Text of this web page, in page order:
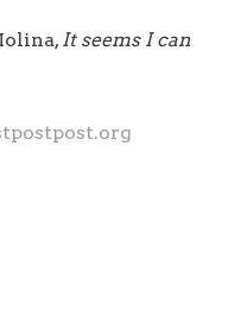
It seems I can